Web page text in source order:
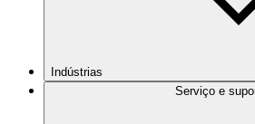
Indústrias
Serviço e